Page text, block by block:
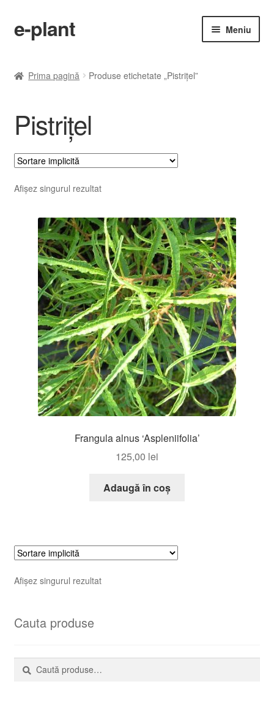
Sari
la
Sari
la
e-plant Meniu
Contact
Checkout
Prima pagină Produse etichetate „Pistriţel”
Pistriţel
Afișez singurul rezultat
Frangula alnus ‘Aspleniifolia’
125,00 lei
Adaugă în coș
Afișez singurul rezultat
Cauta produse
Caută
după:
Caută